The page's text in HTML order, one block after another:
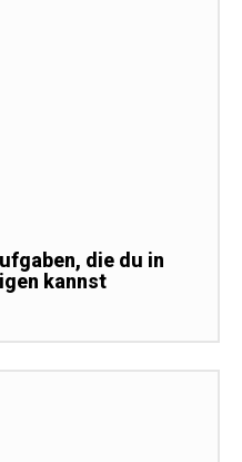
die du in
kannst